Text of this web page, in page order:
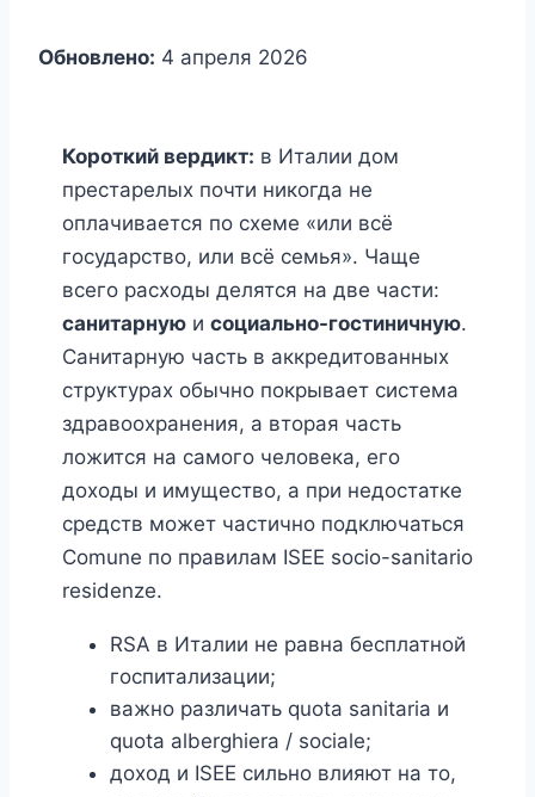
Обновлено: 4 апреля 2026
Короткий вердикт: в Италии дом
престарелых почти никогда не
оплачивается по схеме «или всё
государство, или всё семья». Чаще
всего расходы делятся на две части:
санитарную и социально-гостиничную.
Санитарную часть в аккредитованных
структурах обычно покрывает система
здравоохранения, а вторая часть
ложится на самого человека, его
доходы и имущество, а при недостатке
средств может частично подключаться
Comune по правилам ISEE socio-sanitario
residenze.
RSA в Италии не равна бесплатной
госпитализации;
важно различать quota sanitaria и
quota alberghiera / sociale;
доход и ISEE сильно влияют на то,